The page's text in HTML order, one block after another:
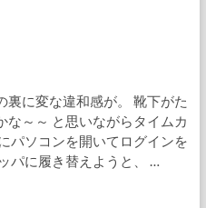
に変な違和感が。 靴下がた
な～～ と思いながらタイムカ
パソコンを開いてログインを
パに履き替えようと、 …